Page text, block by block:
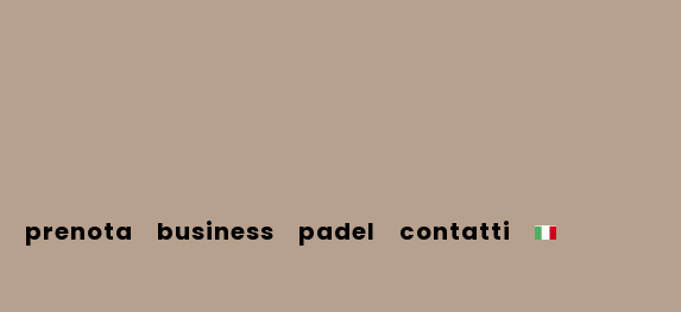
prenota business padel contatti